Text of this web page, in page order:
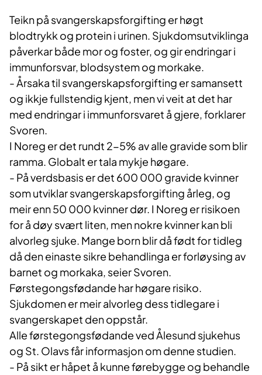
Teikn på svangerskapsforgifting er høgt
blodtrykk og protein i urinen. Sjukdomsutviklinga
påverkar både mor og foster, og gir endringar i
immunforsvar, blodsystem og morkake.
- Årsaka til svangerskapsforgifting er samansett
og ikkje fullstendig kjent, men vi veit at det har
med endringar i immunforsvaret å gjere, forklarer
Svoren.
I Noreg er det rundt 2-5% av alle gravide som blir
ramma. Globalt er tala mykje høgare.
- På verdsbasis er det 600 000 gravide kvinner
som utviklar svangerskapsforgifting årleg, og
meir enn 50 000 kvinner dør. I Noreg er risikoen
for å døy svært liten, men nokre kvinner kan bli
alvorleg sjuke. Mange born blir då født for tidleg
då den einaste sikre behandlinga er forløysing av
barnet og morkaka, seier Svoren.
Førstegongsfødande har høgare risiko.
Sjukdomen er meir alvorleg dess tidlegare i
svangerskapet den oppstår.
Alle førstegongsfødande ved Ålesund sjukehus
og St. Olavs får informasjon om denne studien.
- På sikt er håpet å kunne førebygge og behandle